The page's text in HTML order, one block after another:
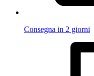
Consegna in 2 giorni